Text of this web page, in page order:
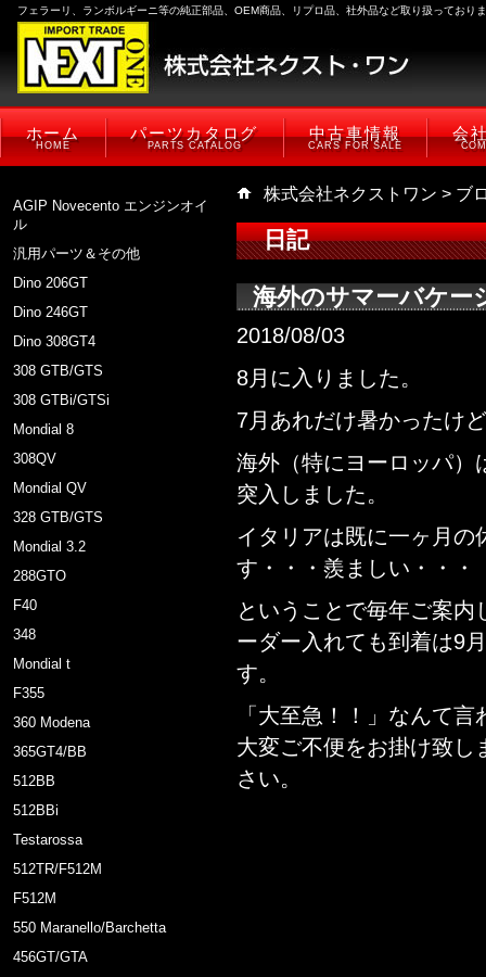
フェラーリ、ランボルギーニ等の純正部品、OEM商品、リプロ品、社外品など取り扱っており
ホーム
HOME
パーツカタログ
PARTS CATALOG
中古車情報
CARS FOR SALE
会
AGIP Novecento エンジンオイ
ル
汎用パーツ＆その他
Dino 206GT
Dino 246GT
Dino 308GT4
308 GTB/GTS
308 GTBi/GTSi
Mondial 8
308QV
Mondial QV
328 GTB/GTS
Mondial 3.2
288GTO
F40
348
Mondial t
F355
360 Modena
365GT4/BB
512BB
512BBi
Testarossa
512TR/F512M
F512M
550 Maranello/Barchetta
456GT/GTA
株式会社ネクストワン > ブ
日記
海外のサマーバケー
2018/08/03
8月に入りました。
7月あれだけ暑かったけ
海外（特にヨーロッパ）
突入しました。
イタリアは既に一ヶ月
す・・・羨ましい・・・
ということで毎年ご案
ーダー入れても到着は9
す。
「大至急！！」なんて
大変ご不便をお掛け致し
さい。